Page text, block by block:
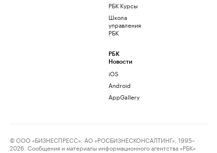
РБК Курсы
Школа
управления
РБК
РБК
Новости
iOS
Android
AppGallery
© ООО «БИЗНЕСПРЕСС», АО «РОСБИЗНЕСКОНСАЛТИНГ», 1995–
2026. Сообщения и материалы информационного агентства «РБК»